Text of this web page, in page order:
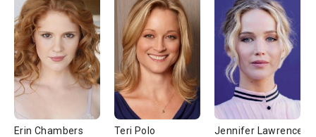
Erin Chambers Teri Polo Jennifer Lawrence